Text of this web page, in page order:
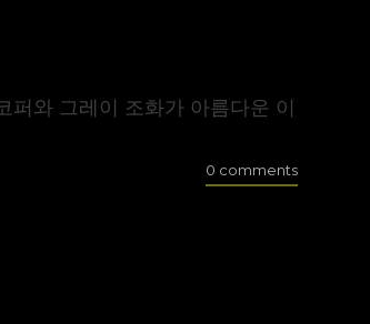
와 그레이 조화가 아름다운 이
0 comments